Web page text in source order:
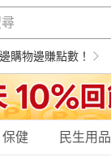
購物邊賺點數！
保健 民生用品